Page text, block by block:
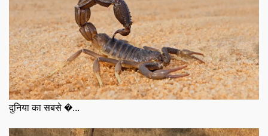
दुनिया का सबसे �...